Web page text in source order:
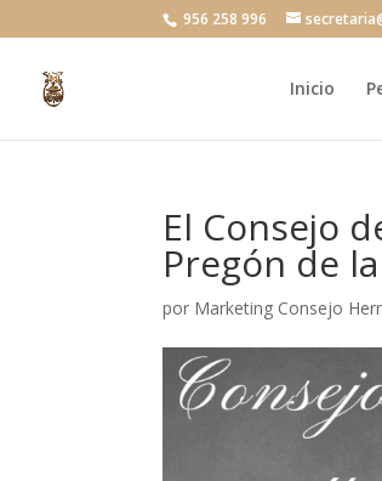
956 258 996
Inicio
El Consejo
Pregón de
por Marketing Consejo